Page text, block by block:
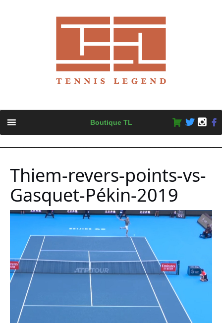
content
Boutique TL
Thiem-revers-points-vs-
Gasquet-Pékin-2019